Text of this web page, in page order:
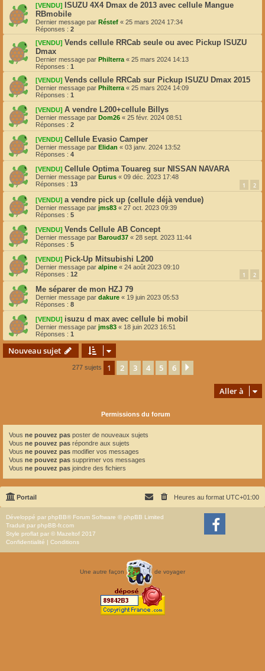
[VENDU]
ISUZU 4X4 Dmax de 2013 avec cellule Mangue
RBmobile
Dernier message par Réstef « 25 mars 2024 17:34
Réponses : 2
[VENDU] Vends cellule RRCab seule ou avec Pickup ISUZU
Dmax
Dernier message par Philterra « 25 mars 2024 14:13
Réponses : 1
[VENDU] Vends cellule RRCab sur Pickup ISUZU Dmax 2015
Dernier message par Philterra « 25 mars 2024 14:09
Réponses : 1
[VENDU] A vendre L200+cellule Billys
Dernier message par Dom26 « 25 févr. 2024 08:51
Réponses : 2
[VENDU] Cellule Evasio Camper
Dernier message par Elidan « 03 janv. 2024 13:52
Réponses : 4
[VENDU] Cellule Optima Touareg sur NISSAN NAVARA
Dernier message par Eurus « 09 déc. 2023 17:48
Réponses : 13 1 2
[VENDU] a vendre pick up (cellule déjà vendue)
Dernier message par jms83 « 27 oct. 2023 09:39
Réponses : 5
[VENDU] Vends Cellule AB Concept
Dernier message par Baroud37 « 28 sept. 2023 11:44
Réponses : 5
[VENDU] Pick-Up Mitsubishi L200
Dernier message par alpine « 24 août 2023 09:10
Réponses : 12 1 2
Me séparer de mon HZJ 79
Dernier message par dakure « 19 juin 2023 05:53
Réponses : 8
[VENDU] isuzu d max avec cellule bi mobil
Dernier message par jms83 « 18 juin 2023 16:51
Réponses : 1
Nouveau sujet
277 sujets 1 2 3 4 5 6
Aller à
Permissions du forum
Vous ne pouvez pas poster de nouveaux sujets
Vous ne pouvez pas répondre aux sujets
Vous ne pouvez pas modifier vos messages
Vous ne pouvez pas supprimer vos messages
Vous ne pouvez pas joindre des fichiers
Portail Heures au format UTC+01:00
Développé par phpBB® Forum Software © phpBB Limited
Traduit par phpBB-fr.com
Style proflat par © Mazeltof 2017
Confidentialité
Conditions
Une autre façon de voyager